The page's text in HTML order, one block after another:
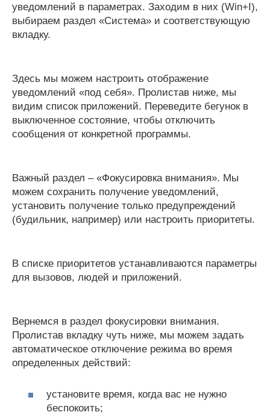
уведомлений в параметрах. Заходим в них (Win+I),
выбираем раздел «Система» и соответствующую
вкладку.
Здесь мы можем настроить отображение
уведомлений «под себя». Пролистав ниже, мы
видим список приложений. Переведите бегунок в
выключенное состояние, чтобы отключить
сообщения от конкретной программы.
Важный раздел – «Фокусировка внимания». Мы
можем сохранить получение уведомлений,
установить получение только предупреждений
(будильник, например) или настроить приоритеты.
В списке приоритетов устанавливаются параметры
для вызовов, людей и приложений.
Вернемся в раздел фокусировки внимания.
Пролистав вкладку чуть ниже, мы можем задать
автоматическое отключение режима во время
определенных действий:
установите время, когда вас не нужно
беспокоить;